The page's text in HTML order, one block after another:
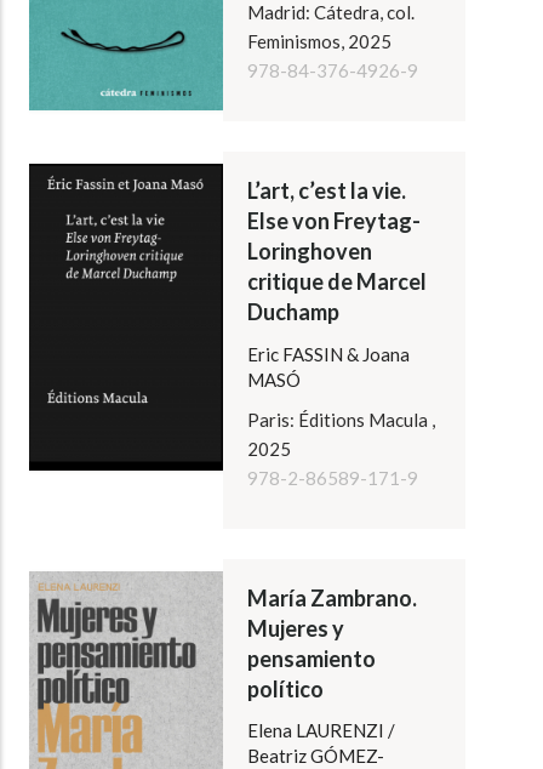
Madrid: Cátedra, col.
Feminismos, 2025
978-84-376-4926-9
L’art, c’est la vie.
Else von Freytag-
Loringhoven
critique de Marcel
Duchamp
Eric FASSIN & Joana
MASÓ
Paris: Éditions Macula ,
2025
978-2-86589-171-9
María Zambrano.
Mujeres y
pensamiento
político
Elena LAURENZI /
Beatriz GÓMEZ-